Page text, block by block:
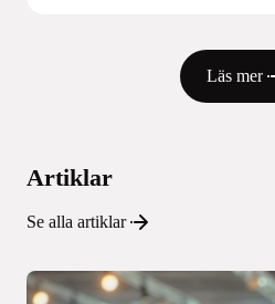
Läs mer
Artiklar
Se alla artiklar